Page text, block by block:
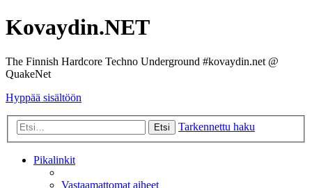
Kovaydin.NET
The Finnish Hardcore Techno Underground #kovaydin.net @
QuakeNet
Hyppää sisältöön
Etsi Tarkennettu haku
Pikalinkit
Vastaamattomat aiheet